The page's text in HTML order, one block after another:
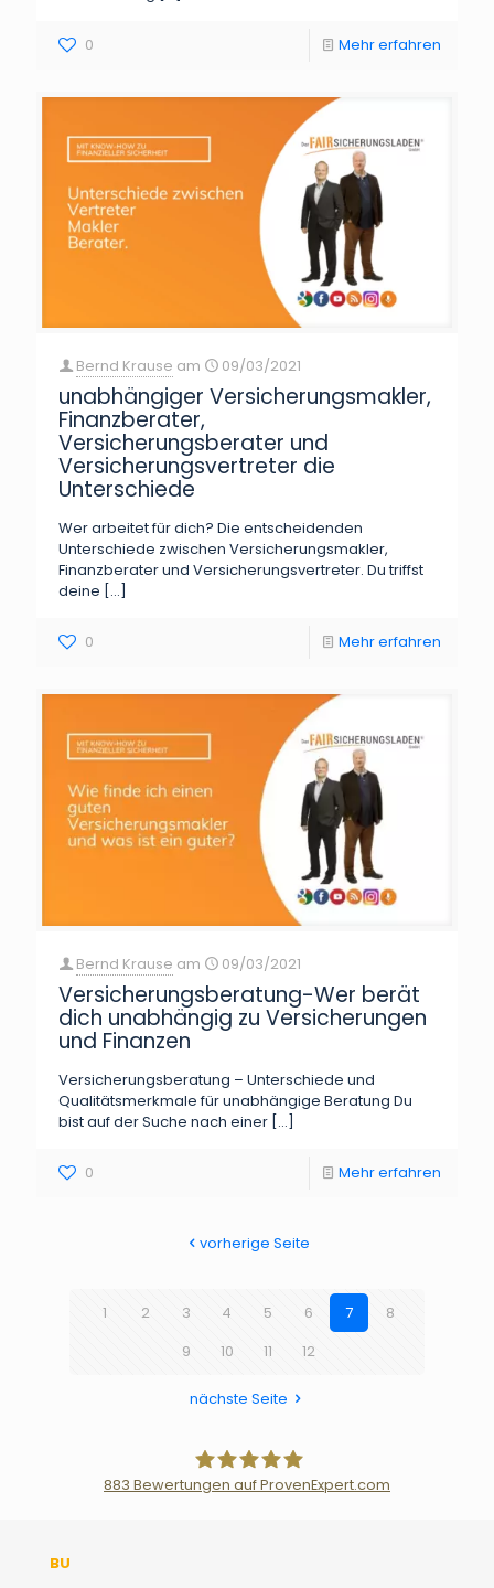
0 Mehr erfahren
Bernd Krause am 09/03/2021
unabhängiger Versicherungsmakler,
Finanzberater,
Versicherungsberater und
Versicherungsvertreter die
Unterschiede
Wer arbeitet für dich? Die entscheidenden
Unterschiede zwischen Versicherungsmakler,
Finanzberater und Versicherungsvertreter. Du triffst
deine […]
0 Mehr erfahren
Bernd Krause am 09/03/2021
Versicherungsberatung-Wer berät
dich unabhängig zu Versicherungen
und Finanzen
Versicherungsberatung – Unterschiede und
Qualitätsmerkmale für unabhängige Beratung Du
bist auf der Suche nach einer […]
0 Mehr erfahren
vorherige Seite
1 2 3 4 5 6 7
8
9
10 11 12
nächste Seite
883 Bewertungen auf ProvenExpert.com
BU